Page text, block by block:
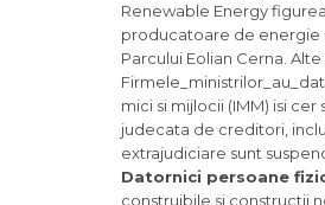
Renewable Energy
producatoare de energie
Parcului Eolian Cerna.
mici si mijlocii (IMM) isi
judecata de creditori,
extrajudiciare sunt
Datornici persoane
construibile si constructii